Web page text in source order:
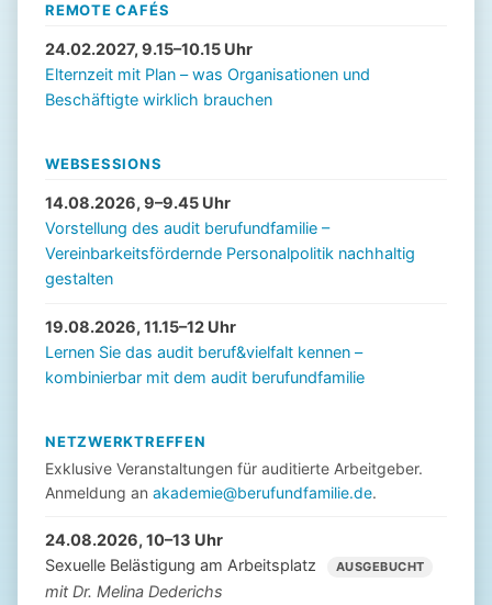
REMOTE CAFÉS
24.02.2027, 9.15–10.15 Uhr
Elternzeit mit Plan – was Organisationen und
Beschäftigte wirklich brauchen
WEBSESSIONS
14.08.2026, 9–9.45 Uhr
Vorstellung des audit berufundfamilie –
Vereinbarkeitsfördernde Personalpolitik nachhaltig
gestalten
19.08.2026, 11.15–12 Uhr
Lernen Sie das audit beruf&vielfalt kennen –
kombinierbar mit dem audit berufundfamilie
NETZWERKTREFFEN
Exklusive Veranstaltungen für auditierte Arbeitgeber.
Anmeldung an akademie@berufundfamilie.de.
24.08.2026, 10–13 Uhr
Sexuelle Belästigung am Arbeitsplatz
AUSGEBUCHT
mit Dr. Melina Dederichs